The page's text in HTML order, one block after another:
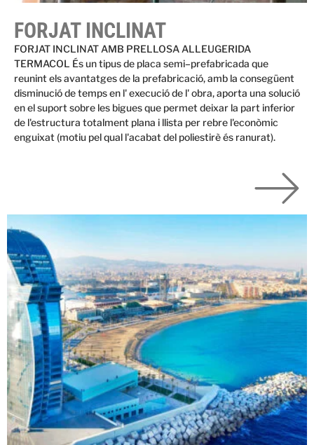
FORJAT INCLINAT
FORJAT INCLINAT AMB PRELLOSA ALLEUGERIDA
TERMACOL És un tipus de placa semi–prefabricada que
reunint els avantatges de la prefabricació, amb la consegüent
disminució de temps en l' execució de l' obra, aporta una solució
en el suport sobre les bigues que permet deixar la part inferior
de l'estructura totalment plana i llista per rebre l'econòmic
enguixat (motiu pel qual l'acabat del poliestirè és ranurat).